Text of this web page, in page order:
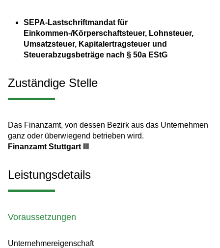
SEPA-Lastschriftmandat für
Einkommen-/Körperschaftsteuer, Lohnsteuer,
Umsatzsteuer, Kapitalertragsteuer und
Steuerabzugsbeträge nach § 50a EStG
Zuständige Stelle
Das Finanzamt, von dessen Bezirk aus das Unternehmen
ganz oder überwiegend betrieben wird.
Finanzamt Stuttgart III
Leistungsdetails
Voraussetzungen
Unternehmereigenschaft